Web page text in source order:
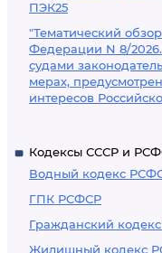
ПЭК25
"Тематический
Федерации N 8/
судами
мерах,
интересов
Кодексы СССР и
Водный кодекс
ГПК РСФСР
Гражданский
Жилищный кодекс